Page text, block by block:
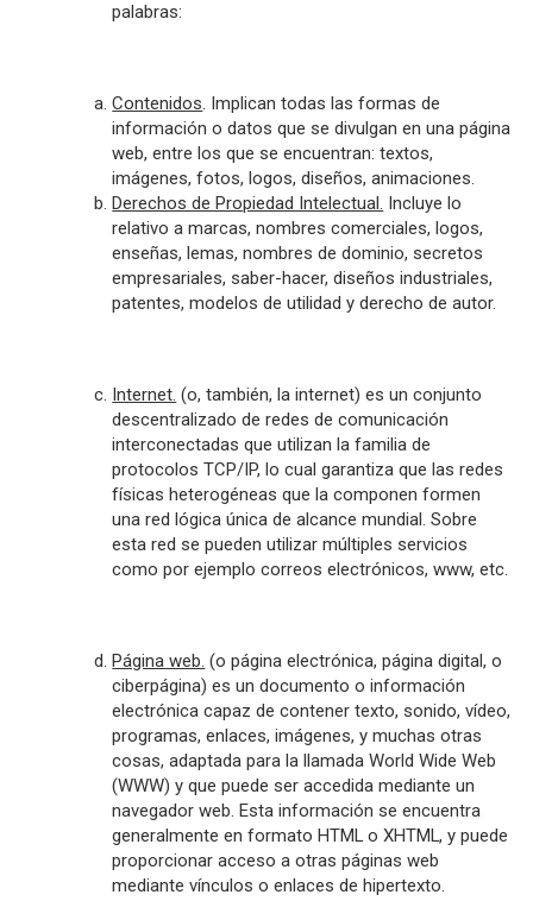
palabras:
Contenidos. Implican todas las formas de
información o datos que se divulgan en una página
web, entre los que se encuentran: textos,
imágenes, fotos, logos, diseños, animaciones.
Derechos de Propiedad Intelectual. Incluye lo
relativo a marcas, nombres comerciales, logos,
enseñas, lemas, nombres de dominio, secretos
empresariales, saber-hacer, diseños industriales,
patentes, modelos de utilidad y derecho de autor.
Internet. (o, también, la internet) es un conjunto
descentralizado deredes de comunicación
interconectadas que utilizan la familia de
protocolos TCP/IP, lo cual garantiza que las redes
físicasheterogéneas que la componen formen
una red lógica única de alcance mundial. Sobre
esta red se pueden utilizar múltiples servicios
como por ejemplo correos electrónicos, www, etc.
Página web. (o página electrónica, página digital, o
ciberpágina) es undocumento o información
electrónica capaz de contener texto,sonido,vídeo,
programas, enlaces, imágenes, y muchas otras
cosas, adaptada para la llamadaWorld Wide Web
(WWW) y que puede ser accedida mediante un
navegador web. Esta información se encuentra
generalmente en formatoHTMLoXHTML, y puede
proporcionar acceso a otras páginas web
mediante vínculos oenlaces dehipertexto.